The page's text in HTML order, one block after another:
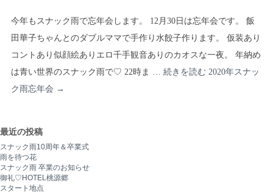
今年もスナック雨で忘年会します。 12月30日は忘年会です。 飯
田華子ちゃんとのダブルママで手作り水餃子作ります。 仮装あり
コントあり似顔絵ありエロ千手観音ありのカオスな一夜。 年納め
は青い世界のスナック雨で♡ 22時ま … 続きを読む 2020年スナッ
ク雨忘年会 →
最近の投稿
スナック雨10周年＆卒業式
雨を待つ花
スナック雨 卒業のお知らせ
御礼♡HOTEL桃源郷
スタート地点